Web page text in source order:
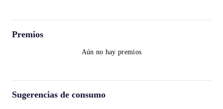
Premios
Aún no hay premios
Sugerencias de consumo